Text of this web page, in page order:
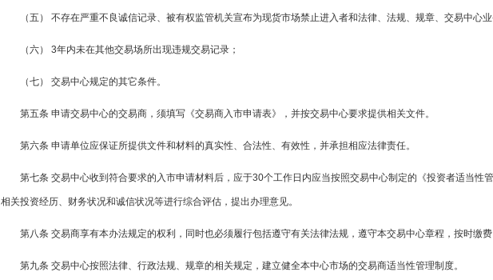
（五） 不存在严重不良诚信记录、被有权监管机关宣布为现货市场禁止进入者和法律、法规、规章、交易中心
（六） 3年内未在其他交易场所出现违规交易记录；
（七） 交易中心规定的其它条件。
第五条 申请交易中心的交易商，须填写《交易商入市申请表》，并按交易中心要求提供相关文件。
第六条 申请单位应保证所提供文件和材料的真实性、合法性、有效性，并承担相应法律责任。
第七条 交易中心收到符合要求的入市申请材料后，应于30个工作日内应当按照交易中心制定的《投资者适当性
相关投资经历、财务状况和诚信状况等进行综合评估，提出办理意见。
第八条 交易商享有本办法规定的权利，同时也必须履行包括遵守有关法律法规，遵守本交易中心章程，按时缴
第九条 交易中心按照法律、行政法规、规章的相关规定，建立健全本中心市场的交易商适当性管理制度。